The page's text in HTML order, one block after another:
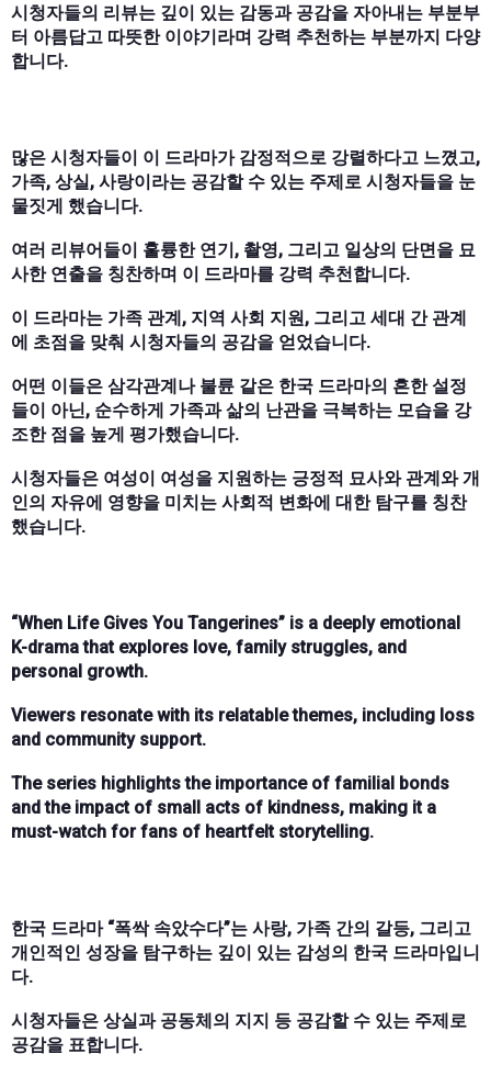
시청자들의 리뷰는 깊이 있는 감동과 공감을 자아내는 부분부
터 아름답고 따뜻한 이야기라며 강력 추천하는 부분까지 다양
합니다.
많은 시청자들이 이 드라마가 감정적으로 강렬하다고 느꼈고,
가족, 상실, 사랑이라는 공감할 수 있는 주제로 시청자들을 눈
물짓게 했습니다.
여러 리뷰어들이 훌륭한 연기, 촬영, 그리고 일상의 단면을 묘
사한 연출을 칭찬하며 이 드라마를 강력 추천합니다.
이 드라마는 가족 관계, 지역 사회 지원, 그리고 세대 간 관계
에 초점을 맞춰 시청자들의 공감을 얻었습니다.
어떤 이들은 삼각관계나 불륜 같은 한국 드라마의 흔한 설정
들이 아닌, 순수하게 가족과 삶의 난관을 극복하는 모습을 강
조한 점을 높게 평가했습니다.
시청자들은 여성이 여성을 지원하는 긍정적 묘사와 관계와 개
인의 자유에 영향을 미치는 사회적 변화에 대한 탐구를 칭찬
했습니다.
“When Life Gives You Tangerines” is a deeply emotional
K-drama that explores love, family struggles, and
personal growth.
Viewers resonate with its relatable themes, including loss
and community support.
The series highlights the importance of familial bonds
and the impact of small acts of kindness, making it a
must-watch for fans of heartfelt storytelling.
한국 드라마 “폭싹 속았수다”는 사랑, 가족 간의 갈등, 그리고
개인적인 성장을 탐구하는 깊이 있는 감성의 한국 드라마입니
다.
시청자들은 상실과 공동체의 지지 등 공감할 수 있는 주제로
공감을 표합니다.